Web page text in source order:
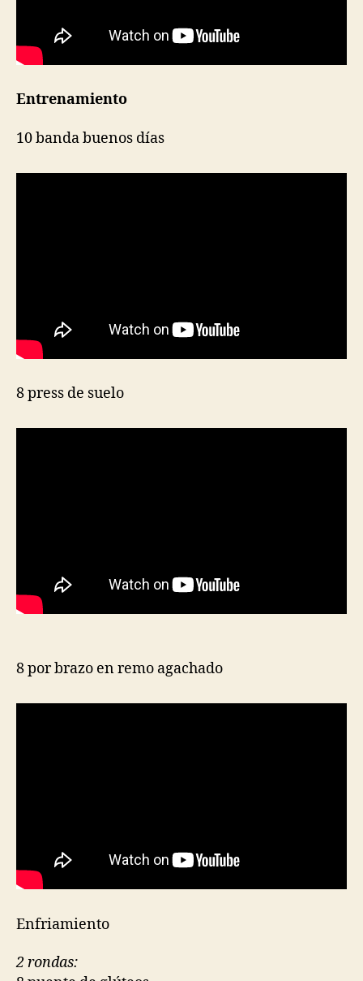
Entrenamiento
10 banda buenos días
8 press de suelo
8 por brazo en remo agachado
Enfriamiento
2 rondas: